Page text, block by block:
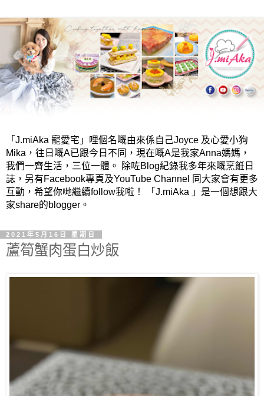
「J.miAka 寵愛宅」哩個名嘅由來係自己Joyce 及心愛小狗
Mika，往日嘅A已跟今日不同，現在嘅A是我家Anna媽媽，
我們一齊生活，三位一體。 除咗Blog紀錄我多年來嘅烹餁日
誌，另有Facebook專頁及YouTube Channel 同大家會有更多
互動，希望你哋繼續follow我啦！ 「J.miAka 」是一個想跟大
家share的blogger。
2021年5月16日 星期日
蘆筍蟹肉蛋白炒飯